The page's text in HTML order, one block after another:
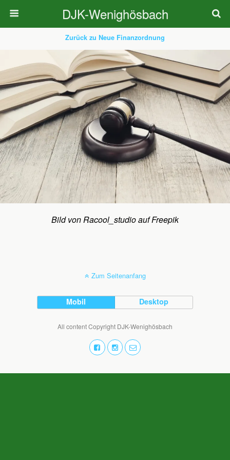
DJK-Wenighösbach
Zurück zu Neue Finanzordnung
Bild von Racool_studio auf Freepik
Zum Seitenanfang
Mobil Desktop
All content Copyright DJK-Wenighösbach